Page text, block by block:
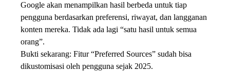
Google akan menampilkan hasil berbeda untuk tiap
pengguna berdasarkan preferensi, riwayat, dan langganan
konten mereka. Tidak ada lagi “satu hasil untuk semua
orang”.
Bukti sekarang: Fitur “Preferred Sources” sudah bisa
dikustomisasi oleh pengguna sejak 2025.